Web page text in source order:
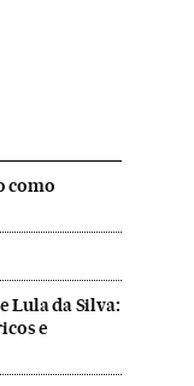
como
Lula da Silva:
e